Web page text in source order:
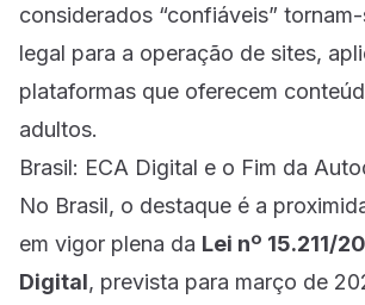
considerados “confiáveis”
legal para a operação de sites,
plataformas que oferecem
adultos.
Brasil: ECA Digital e o Fim da
No Brasil, o destaque é a
em vigor plena da Lei nº 15.211/
Digital, prevista para março de